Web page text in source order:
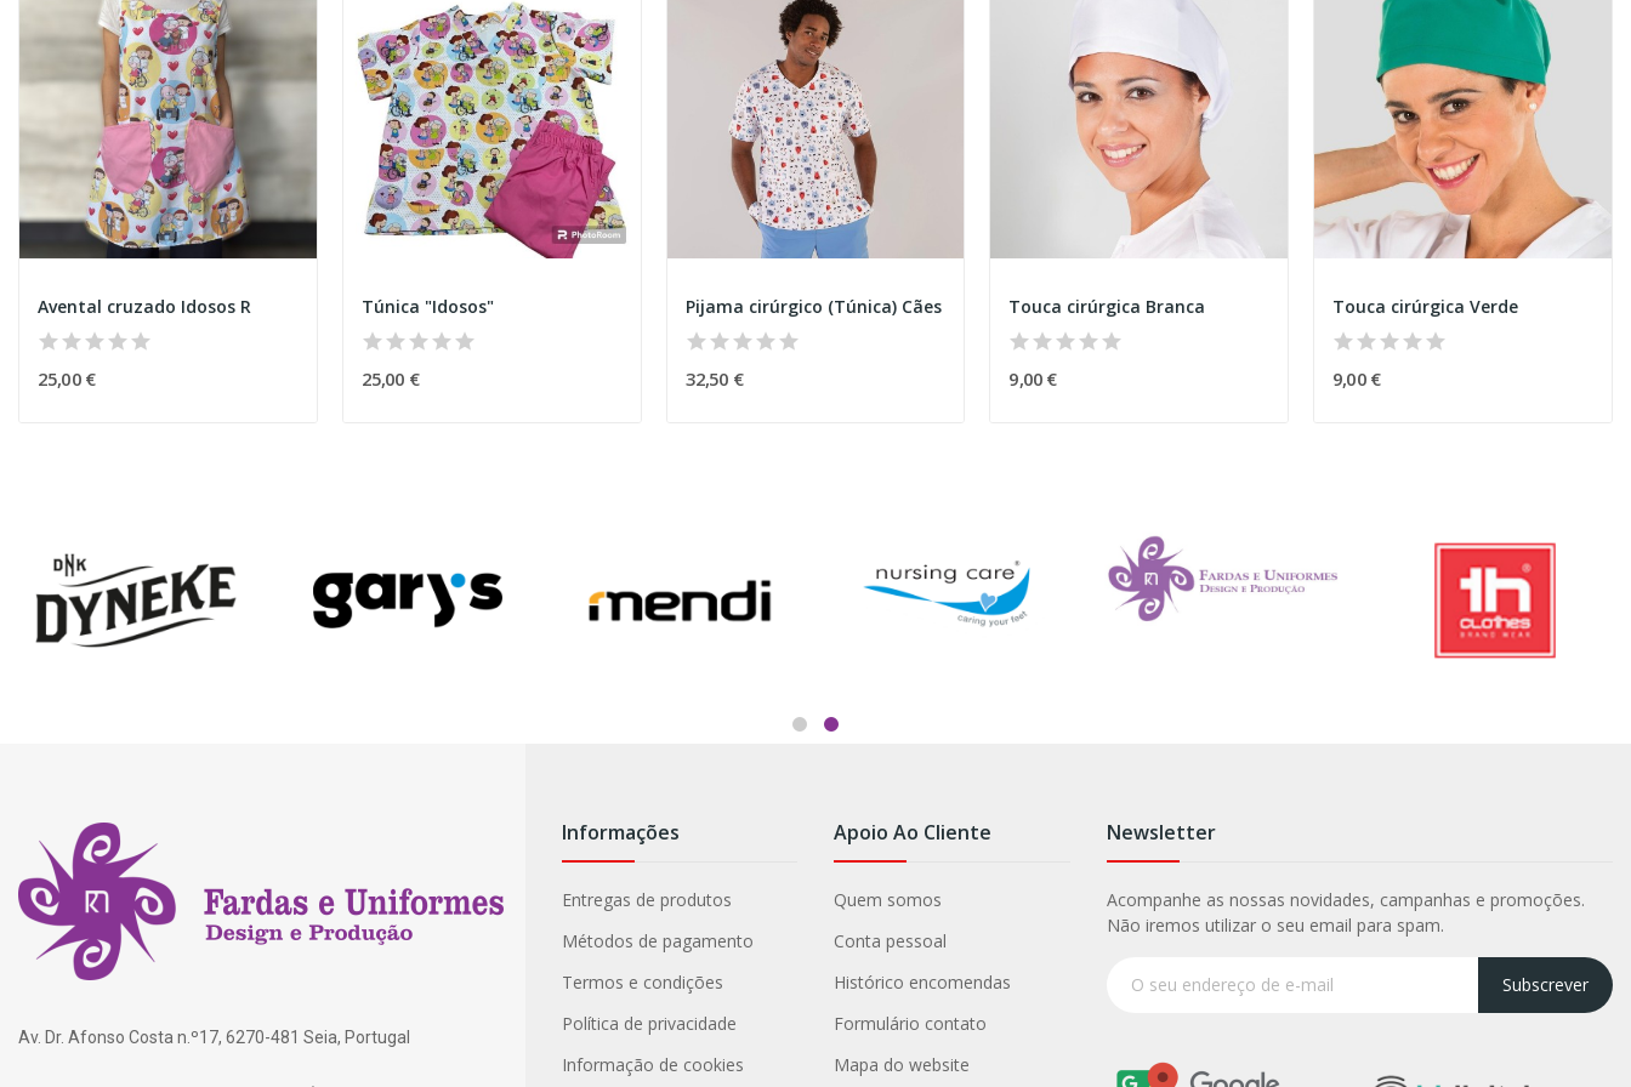
Avental cruzado Idosos R
25,00 €
Túnica "Idosos"
25,00 €
Pijama cirúrgico (Túnica) Cães
32,50 €
Touca cirúrgica Branca
9,00 €
Touca cirúrgica Verde
9,00 €
Av. Dr. Afonso Costa n.º17, 6270-481 Seia, Portugal
Informações
Entregas de produtos
Métodos de pagamento
Termos e condições
Política de privacidade
Informação de cookies
Apoio Ao Cliente
Quem somos
Conta pessoal
Histórico encomendas
Formulário contato
Mapa do website
Newsletter
Acompanhe as nossas novidades, campanhas e promoções.
Não iremos utilizar o seu email para spam.
Subscrever